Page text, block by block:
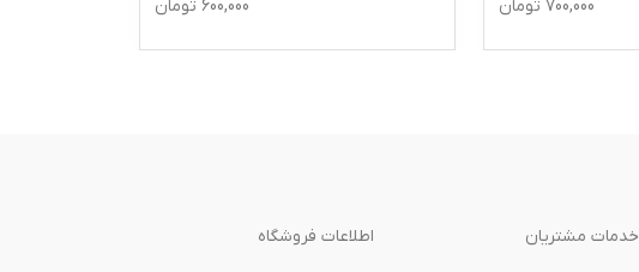
700,000 تومان 600,000 تومان
خدمات مشتریان اطلاعات فروشگاه